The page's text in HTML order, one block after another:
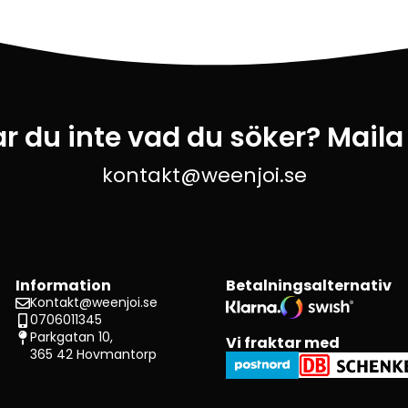
du inte vad du söker?
kontakt@weenjoi.se
Information
Kontakt@weenjoi.se
0706011345
Parkgatan 10,
365 42 Hovmantorp
Betalningsalternativ
Vi fraktar med